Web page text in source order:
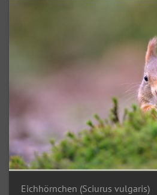
Eichhörnchen (Sciurus vulgaris)